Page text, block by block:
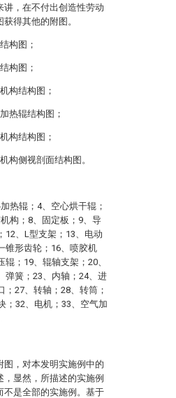
，在不付出创造性劳动
得其他的附图。
构图；
构图；
构结构图；
热辊结构图；
构结构图；
构侧视剖面结构图。
热辊；4、空心烘干辊；
构；8、固定板；9、导
12、L型支架；13、电动
锥形齿轮；16、喷胶机
；19、辊轴支架；20、
弹簧；23、内轴；24、进
27、转轴；28、转筒；
；32、电机；33、空气加
，对本发明实施例中的
显然，所描述的实施例
不是全部的实施例。基于